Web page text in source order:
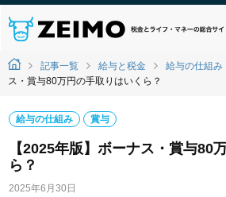
記事一覧 給与と税金 給与の仕組み
ス・賞与80万円の手取りはいくら？
給与の仕組み 賞与
【2025年版】ボーナス・賞与80
ら？
2025年6月30日